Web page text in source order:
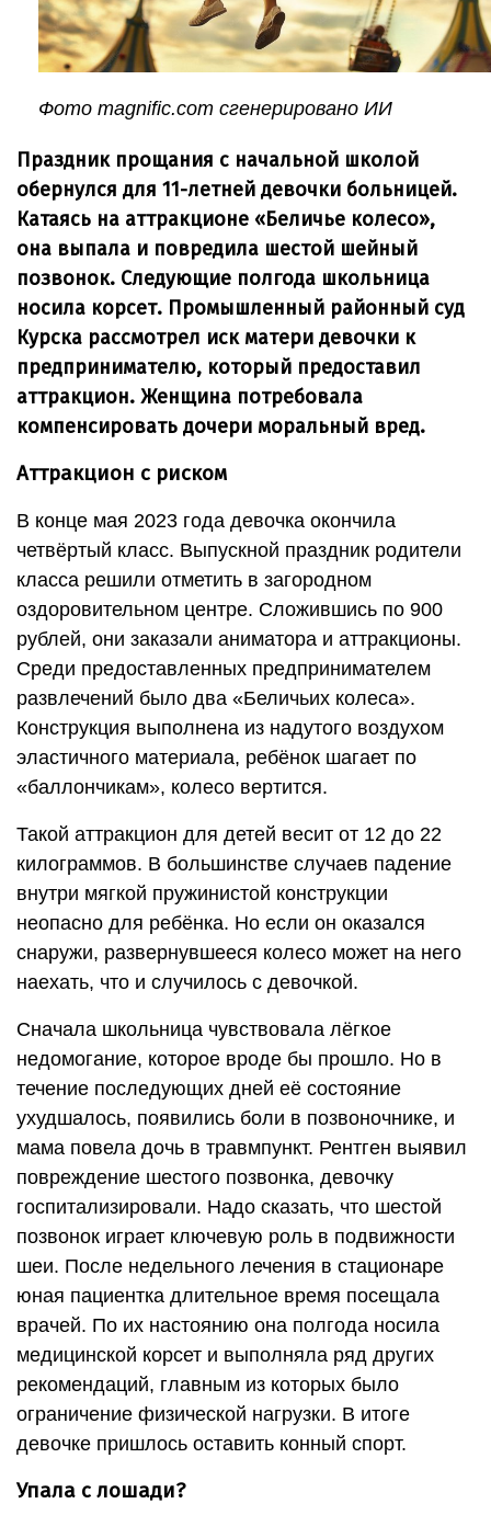
Фото magnific.com сгенерировано ИИ
Праздник прощания с начальной школой
обернулся для 11-летней девочки больницей.
Катаясь на аттракционе «Беличье колесо»,
она выпала и повредила шестой шейный
позвонок. Следующие полгода школьница
носила корсет. Промышленный районный суд
Курска рассмотрел иск матери девочки к
предпринимателю, который предоставил
аттракцион. Женщина потребовала
компенсировать дочери моральный вред.
Аттракцион с риском
В конце мая 2023 года девочка окончила
четвёртый класс. Выпускной праздник родители
класса решили отметить в загородном
оздоровительном центре. Сложившись по 900
рублей, они заказали аниматора и аттракционы.
Среди предоставленных предпринимателем
развлечений было два «Беличьих колеса».
Конструкция выполнена из надутого воздухом
эластичного материала, ребёнок шагает по
«баллончикам», колесо вертится.
Такой аттракцион для детей весит от 12 до 22
килограммов. В большинстве случаев падение
внутри мягкой пружинистой конструкции
неопасно для ребёнка. Но если он оказался
снаружи, развернувшееся колесо может на него
наехать, что и случилось с девочкой.
Сначала школьница чувствовала лёгкое
недомогание, которое вроде бы прошло. Но в
течение последующих дней её состояние
ухудшалось, появились боли в позвоночнике, и
мама повела дочь в травмпункт. Рентген выявил
повреждение шестого позвонка, девочку
госпитализировали. Надо сказать, что шестой
позвонок играет ключевую роль в подвижности
шеи. После недельного лечения в стационаре
юная пациентка длительное время посещала
врачей. По их настоянию она полгода носила
медицинской корсет и выполняла ряд других
рекомендаций, главным из которых было
ограничение физической нагрузки. В итоге
девочке пришлось оставить конный спорт.
Упала с лошади?